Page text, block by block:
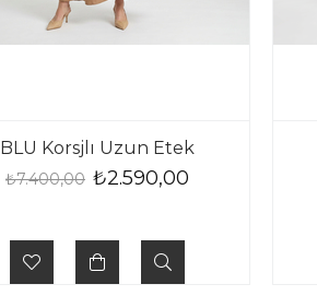
BLU Korsjlı Uzun Etek
₺2.590,00
₺7.400,00